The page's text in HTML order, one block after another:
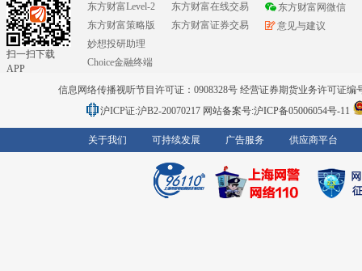
扫一扫下载
APP
东方财富Level-2
东方财富策略版
妙想投研助理
Choice金融终端
东方财富在线交易
东方财富证券交易
东方财富网微信
意见与建议
信息网络传播视听节目许可证：0908328号 经营证券期货业务许可证编
沪ICP证:沪B2-20070217 网站备案号:沪ICP备05006054号-11
关于我们 可持续发展 广告服务 供应商平台